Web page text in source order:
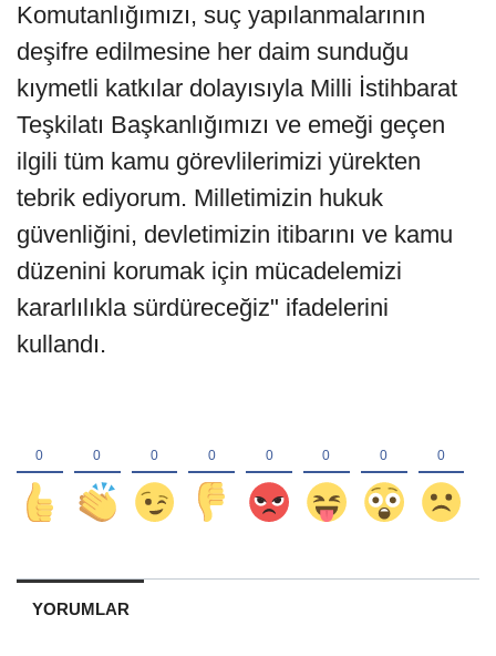
Komutanlığımızı, suç yapılanmalarının
deşifre edilmesine her daim sunduğu
kıymetli katkılar dolayısıyla Milli İstihbarat
Teşkilatı Başkanlığımızı ve emeği geçen
ilgili tüm kamu görevlilerimizi yürekten
tebrik ediyorum. Milletimizin hukuk
güvenliğini, devletimizin itibarını ve kamu
düzenini korumak için mücadelemizi
kararlılıkla sürdüreceğiz" ifadelerini
kullandı.
YORUMLAR